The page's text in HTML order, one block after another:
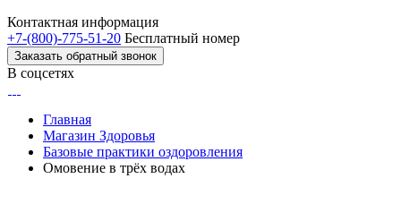
Контактная информация
+7-(800)-775-51-20 Бесплатный номер
Заказать обратный звонок
В соцсетях
Главная
Магазин Здоровья
Базовые практики оздоровления
Омовение в трёх водах